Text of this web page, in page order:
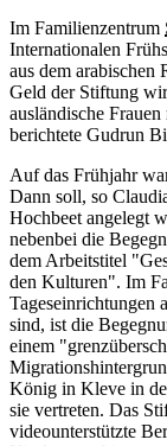
Im Familienzentrum
Internationalen
aus dem
Geld der Stiftung
ausländische
berichtete Gudrun
Auf das Frühjahr
Dann soll, so
Hochbeet angelegt
nebenbei die
dem Arbeitstitel
den Kulturen". Im
Tageseinrichtungen
sind, ist die
einem
König in Kleve in
sie vertreten. Das
videounterstützte